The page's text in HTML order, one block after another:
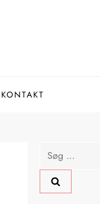
KONTAKT
Søg
efter: